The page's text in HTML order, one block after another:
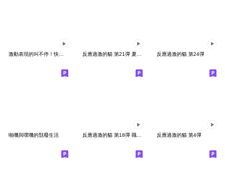
反應過激的貓 第24彈
啪嘰與噗嘰的頹廢生活 反應過激的貓 第4彈